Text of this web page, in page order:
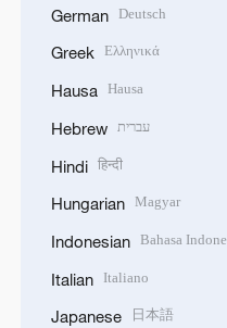
German Deutsch
Greek Ελληνικά
Hausa Hausa
Hebrew עברית
Hindi हिन्दी
Hungarian Magyar
Indonesian Bahasa
Italian Italiano
Japanese 日本語